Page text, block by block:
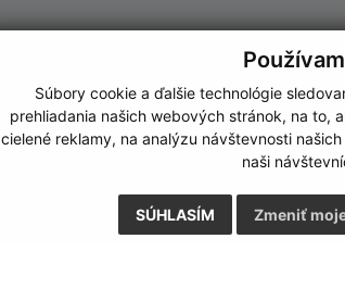
Súbory cookie a ďalšie technológie
prehliadania našich webových stránok, na to,
cielené reklamy, na analýzu návštevnosti
naši
SÚHLASÍM Zmeniť